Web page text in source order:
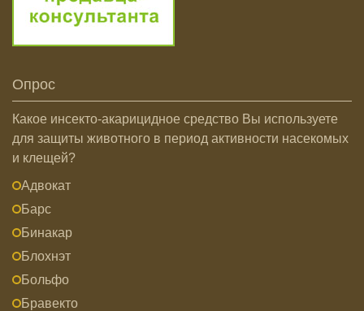
Опрос
Какое инсекто-акарицидное средство Вы используете
для защиты животного в период активности насекомых
и клещей?
Адвокат
Барс
Бинакар
Блохнэт
Больфо
Бравекто